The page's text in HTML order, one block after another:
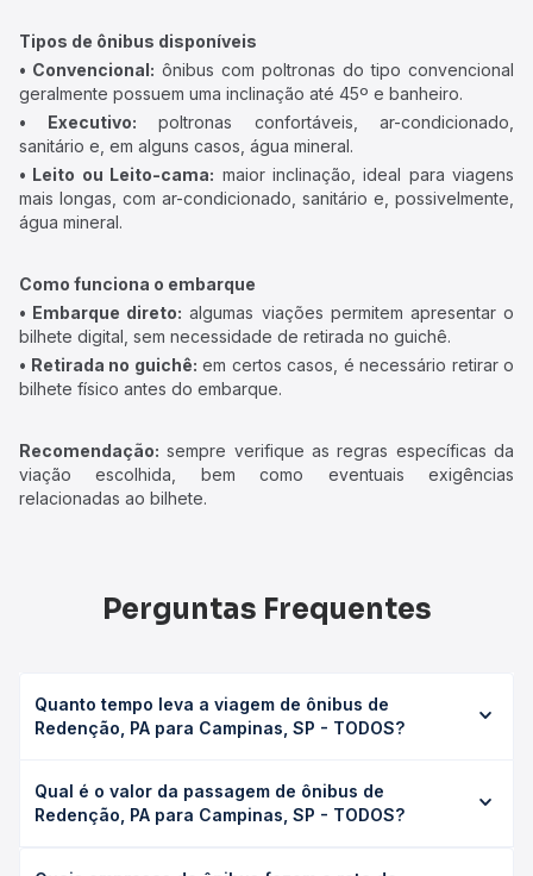
Tipos de ônibus disponíveis
• Convencional: ônibus com poltronas do tipo convencional
geralmente possuem uma inclinação até 45º e banheiro.
• Executivo: poltronas confortáveis, ar-condicionado,
sanitário e, em alguns casos, água mineral.
• Leito ou Leito-cama: maior inclinação, ideal para viagens
mais longas, com ar-condicionado, sanitário e, possivelmente,
água mineral.
Como funciona o embarque
• Embarque direto: algumas viações permitem apresentar o
bilhete digital, sem necessidade de retirada no guichê.
• Retirada no guichê: em certos casos, é necessário retirar o
bilhete físico antes do embarque.
Recomendação: sempre verifique as regras específicas da
viação escolhida, bem como eventuais exigências
relacionadas ao bilhete.
Perguntas Frequentes
Quanto tempo leva a viagem de ônibus de
Redenção, PA para Campinas, SP - TODOS?
TODOS leva em média 0 horas, podendo variar conforme
a viação, o tipo de serviço (convencional, executivo ou
Qual é o valor da passagem de ônibus de
Redenção, PA para Campinas, SP - TODOS?